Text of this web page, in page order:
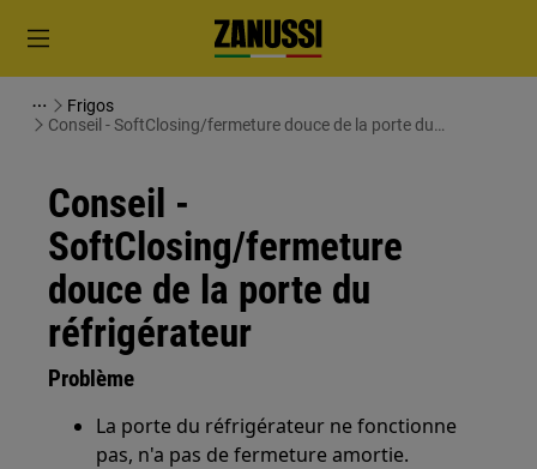
Frigos
Conseil - SoftClosing/fermeture douce de la porte du
Conseil -
SoftClosing/fermeture
douce de la porte du
réfrigérateur
Problème
La porte du réfrigérateur ne fonctionne
pas, n'a pas de fermeture amortie.